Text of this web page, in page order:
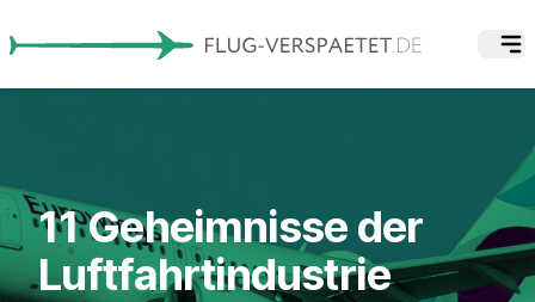
11 Geheimnisse der
Luftfahrtindustrie